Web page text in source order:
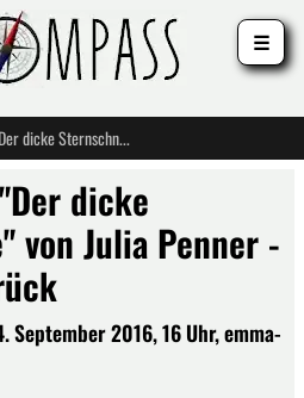
Uraufführung: "Der dicke Sternschnuppe" von Julia Penner - Theater Osnabrück
dicke
von Julia Penner -
September 2016, 16 Uhr, emma-
☰